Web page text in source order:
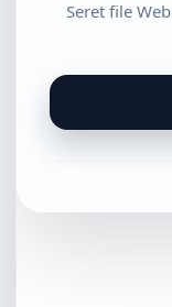
Seret file